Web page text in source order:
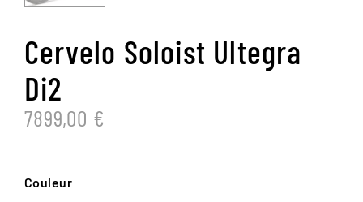
Cervelo Soloist Ultegra
Di2
7899,00 €
Couleur